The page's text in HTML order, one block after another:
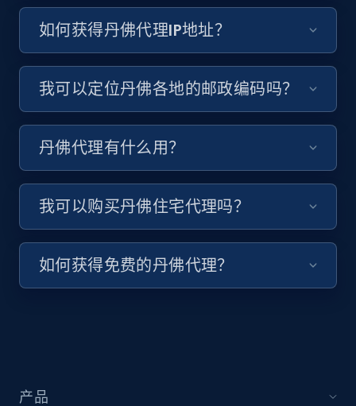
如何获得丹佛代理IP地址？
我可以定位丹佛各地的邮政编码吗？
丹佛代理有什么用？
我可以购买丹佛住宅代理吗？
如何获得免费的丹佛代理？
产品